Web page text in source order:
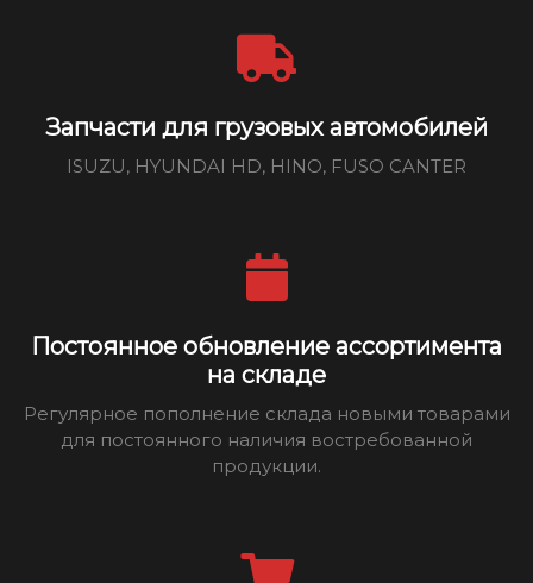
Запчасти для грузовых автомобилей
ISUZU, HYUNDAI HD, HINO, FUSO CANTER
Постоянное обновление ассортимента
на складе
Регулярное пополнение склада новыми товарами
для постоянного наличия востребованной
продукции.